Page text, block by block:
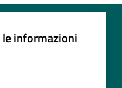
informazioni